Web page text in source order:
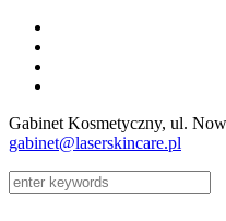
Gabinet Kosmetyczny, ul.
gabinet@laserskincare.pl